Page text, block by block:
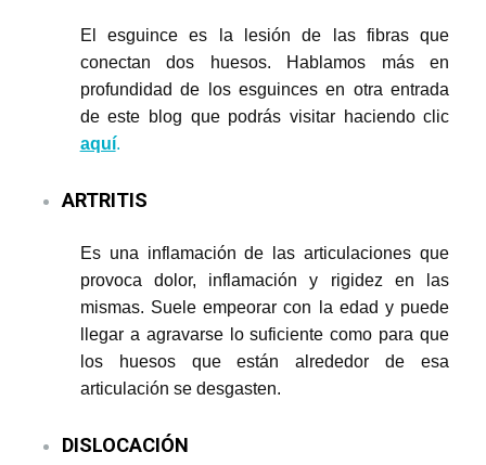
El esguince es la lesión de las fibras que
conectan dos huesos. Hablamos más en
profundidad de los esguinces en otra entrada
de este blog que podrás visitar haciendo clic
aquí.
ARTRITIS
Es una inflamación de las articulaciones que
provoca dolor, inflamación y rigidez en las
mismas. Suele empeorar con la edad y puede
llegar a agravarse lo suficiente como para que
los huesos que están alrededor de esa
articulación se desgasten.
DISLOCACIÓN